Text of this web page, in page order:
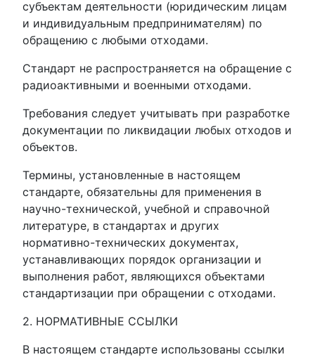
субъектам деятельности (юридическим лицам
и индивидуальным предпринимателям) по
обращению с любыми отходами.
Стандарт не распространяется на обращение с
радиоактивными и военными отходами.
Требования следует учитывать при разработке
документации по ликвидации любых отходов и
объектов.
Термины, установленные в настоящем
стандарте, обязательны для применения в
научно-технической, учебной и справочной
литературе, в стандартах и других
нормативно-технических документах,
устанавливающих порядок организации и
выполнения работ, являющихся объектами
стандартизации при обращении с отходами.
2. НОРМАТИВНЫЕ ССЫЛКИ
В настоящем стандарте использованы ссылки